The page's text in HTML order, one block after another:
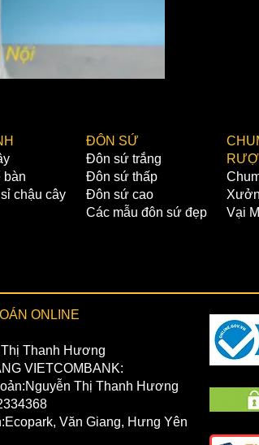
bàn
chậu cây
ĐÔN SỨ
Đôn sứ trắng
Đôn sứ thấp
Đôn sứ cao
Các mẫu đôn sứ đẹp
Vại
ONLINE
Thanh Hương
VIETCOMBANK:
Thị Thanh Hương
Văn Giang, Hưng Yên